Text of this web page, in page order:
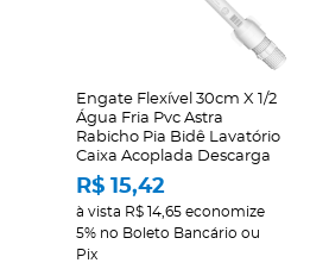
Engate Flexível 30cm X 1/2
Água Fria Pvc Astra
Rabicho Pia Bidê Lavatório
Caixa Acoplada Descarga
R$ 15,42
à vista R$ 14,65 economize
5% no Boleto Bancário ou
Pix